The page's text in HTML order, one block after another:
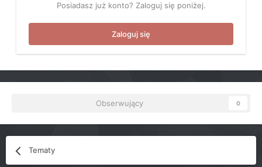
Posiadasz już konto? Zaloguj się poniżej.
Zaloguj się
Obserwujący 0
Tematy